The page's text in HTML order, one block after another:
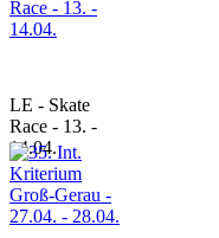
LE - Skate
Race - 13. -
14.04.